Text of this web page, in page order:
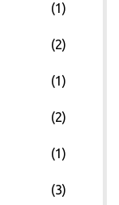
(1)
(2)
(1)
(2)
(1)
(3)